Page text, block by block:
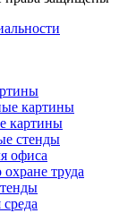
картины
картины
стенды
офиса
труда